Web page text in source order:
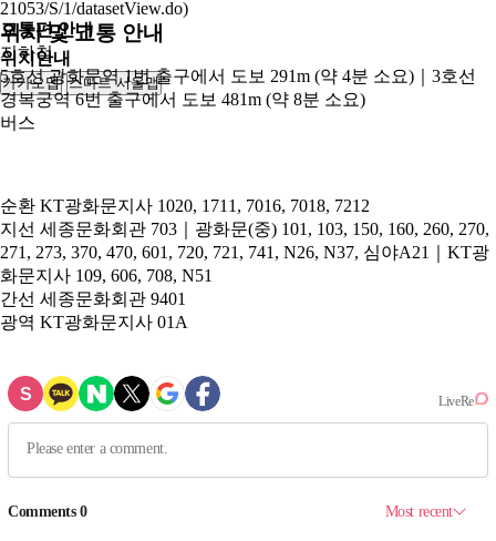
21053/S/1/datasetView.do)
위치 및 교통 안내
위치안내
카카오맵 스마트 서울맵
250m
교통편 안내
지하철
5호선 광화문역 1번 출구에서 도보 291m (약 4분 소요)｜3호선
경복궁역 6번 출구에서 도보 481m (약 8분 소요)
버스
순환 KT광화문지사 1020, 1711, 7016, 7018, 7212
지선 세종문화회관 703｜광화문(중) 101, 103, 150, 160, 260, 270,
271, 273, 370, 470, 601, 720, 721, 741, N26, N37, 심야A21｜KT광
화문지사 109, 606, 708, N51
간선 세종문화회관 9401
광역 KT광화문지사 01A